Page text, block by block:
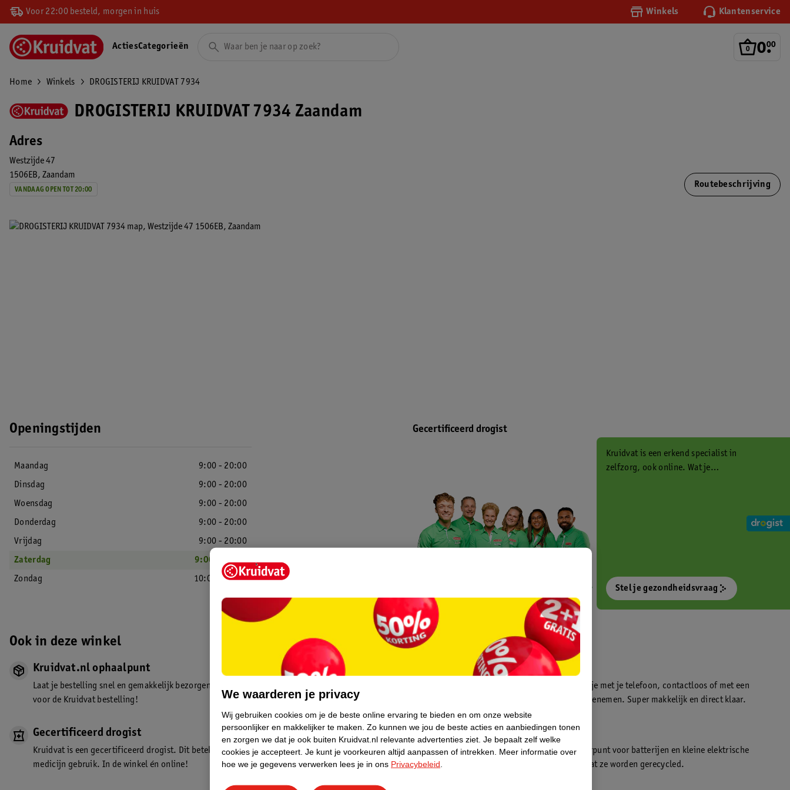
Voor 22:00 besteld, morgen in huis Winkels Klantenservice
0.
00
ActiesCategorieën
Home Winkels DROGISTERIJ KRUIDVAT 7934
DROGISTERIJ KRUIDVAT 7934 Zaandam
Adres
Westzijde 47
1506EB Zaandam
VANDAAG OPEN TOT 20:00
Routebeschrijving
Openingstijden
Maandag
9:00 - 20:00
Dinsdag
9:00 - 20:00
Woensdag
9:00 - 20:00
Donderdag
9:00 - 20:00
Vrijdag
9:00 - 20:00
Zaterdag
9:00 - 20:00
Zondag
10:00 - 18:00
Gecertificeerd drogist
Kruidvat is een erkend specialist in
zelfzorg, ook online. Wat je
Stel je gezondheidsvraag
Ook in deze winkel
Kruidvat.nl ophaalpunt
Laat je bestelling snel en gemakkelijk bezorgen in de winkel. Zo hoef je niet thuis te blijven
voor de Kruidvat bestelling!
Gecertificeerd drogist
Kruidvat is een gecertificeerd drogist. Dit betekent dat je deskundig advies krijgt over
medicijn gebruik. In de winkel én online!
Kruidvat fotokiosk
In de winkel vind je een fotokiosk waarmee je met je telefoon, contactloos of met een
geheugenkaartje, jouw foto’s direct kan meenemen. Super makkelijk en direct klaar.
WeCycle inleverpunt
In deze Kruidvat vind je een WeCycle inleverpunt voor batterijen en kleine elektrische
apparaten. Deze kan je gratis inleveren zodat ze worden gerecycled.
We waarderen je privacy
Wij gebruiken cookies om je de beste online ervaring te bieden en om onze website
persoonlijker en makkelijker te maken. Zo kunnen we jou de beste acties en aanbiedingen tonen
en zorgen we dat je ook buiten Kruidvat.nl relevante advertenties ziet. Je bepaalt zelf welke
cookies je accepteert. Je kunt je voorkeuren altijd aanpassen of intrekken.
Meer informatie over
hoe we je gegevens verwerken lees je in ons Privacybeleid